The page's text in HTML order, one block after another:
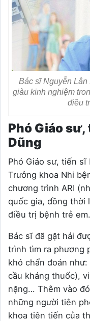
Bác sĩ Nguyễn Lân
giàu kinh nghiệm
điều
Phó Giáo
Dũng
Phó Giáo sư, tiến
Trưởng khoa Nhi
chương trình ARI
quốc gia, đồng thời
điều trị bệnh trẻ em.
Bác sĩ đã gặt hái
trình tìm ra phương
khó chẩn đoán
cầu kháng thuốc),
nặng… Thêm vào
những người tiên
khoa tiên tiến của